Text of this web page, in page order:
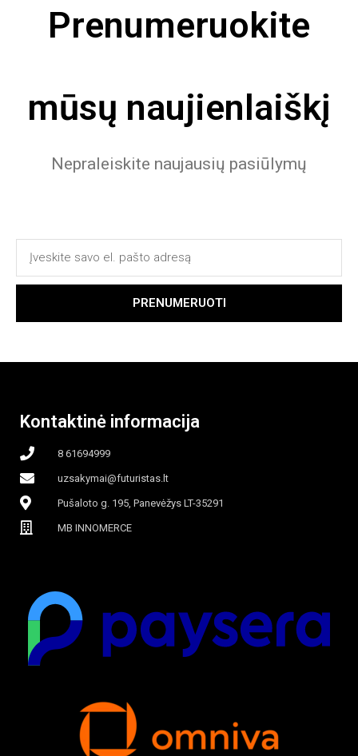
Prenumeruokite
mūsų naujienlaiškį
Nepraleiskite naujausių pasiūlymų
PRENUMERUOTI
Kontaktinė informacija
8 61694999
uzsakymai@futuristas.lt
Pušaloto g. 195, Panevėžys LT-35291
MB INNOMERCE